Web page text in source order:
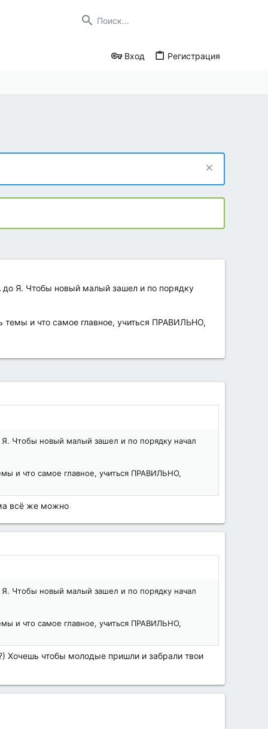
Вход Регистрация
до Я. Чтобы новый малый зашел и по порядку
и что самое главное, учиться ПРАВИЛЬНО,
Я. Чтобы новый малый зашел и по порядку начал
и что самое главное, учиться ПРАВИЛЬНО,
всё же можно
Я. Чтобы новый малый зашел и по порядку начал
и что самое главное, учиться ПРАВИЛЬНО,
Хочешь чтобы молодые пришли и забрали твои